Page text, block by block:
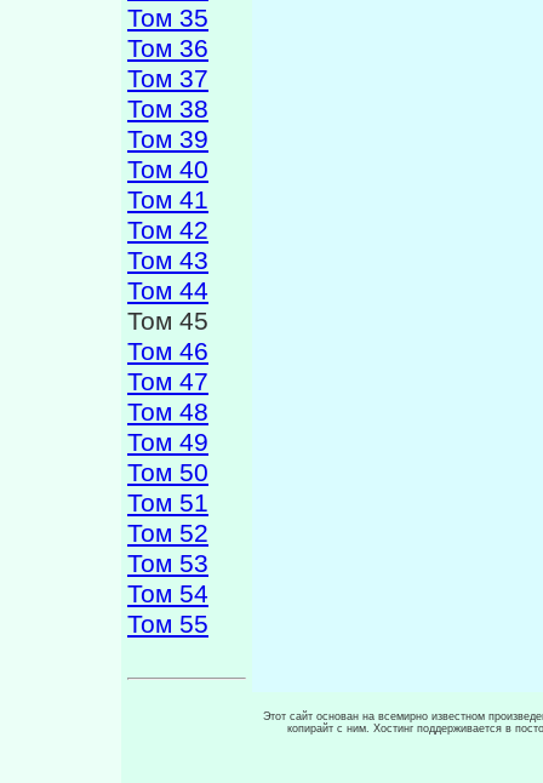
Том 35
Том 36
Том 37
Том 38
Том 39
Том 40
Том 41
Том 42
Том 43
Том 44
Том 45
Том 46
Том 47
Том 48
Том 49
Том 50
Том 51
Том 52
Том 53
Том 54
Том 55
Этот сайт основан на всемирно известном
копирайт с ним. Хостинг поддерживается в